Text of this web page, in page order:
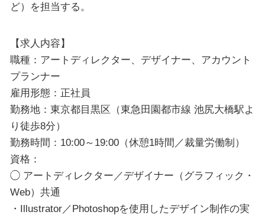
ど）を担当する。
【求人内容】
職種：アートディレクター、デザイナー、アカウント
プランナー
雇用形態：正社員
勤務地：東京都目黒区（東急田園都市線 池尻大橋駅よ
り徒歩8分）
勤務時間：10:00～19:00（休憩1時間／裁量労働制）
資格：
◯ アートディレクター／デザイナー（グラフィック・
Web）共通
・Illustrator／Photoshopを使用したデザイン制作の実